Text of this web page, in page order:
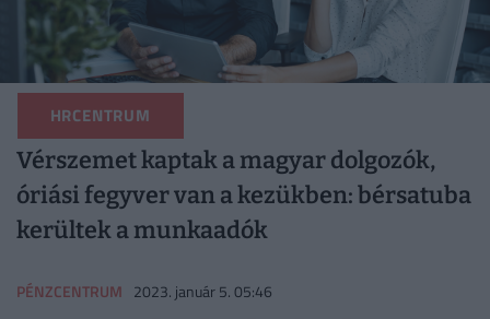
HRCENTRUM
Vérszemet kaptak a magyar dolgozók,
óriási fegyver van a kezükben: bérsatuba
kerültek a munkaadók
PÉNZCENTRUM 2023. január 5. 05:46